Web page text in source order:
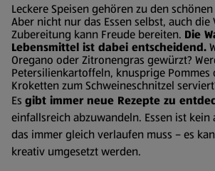
Leckere Speisen gehören zu den
Aber nicht nur das Essen selbst, auch die
Zubereitung kann Freude bereiten. Die
Lebensmittel ist dabei entscheidend.
Oregano oder Zitronengras gewürzt?
Petersilienkartoffeln, knusprige
Kroketten zum Schweineschnitzel
Es gibt immer neue Rezepte zu
einfallsreich abzuwandeln. Essen ist kein
das immer gleich verlaufen muss – es
kreativ umgesetzt werden.